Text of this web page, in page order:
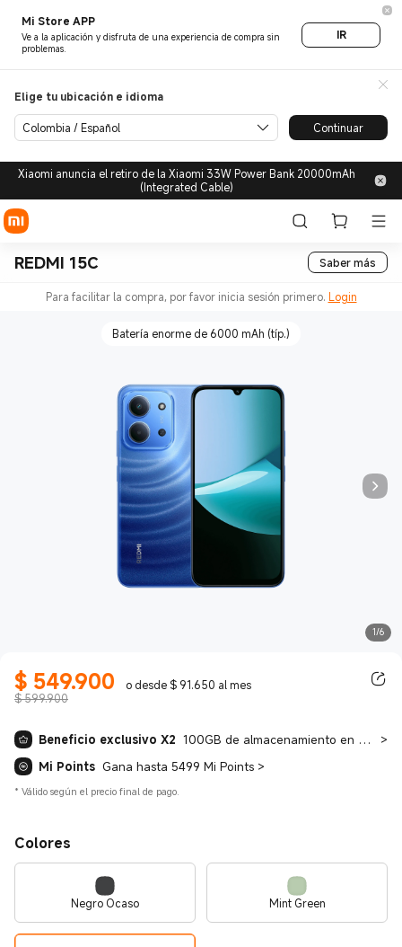
Mi Store APP
Ve a la aplicación y disfruta de una experiencia de compra sin
problemas.
IR
Elige tu ubicación e idioma
Colombia / Español Continuar
Xiaomi anuncia el retiro de la Xiaomi 33W Power Bank 20000mAh
(Integrated Cable)
REDMI 15C Saber más
Para facilitar la compra, por favor inicia sesión primero. Login
1/6
Batería enorme de 6000 mAh (típ.)
$ 549.900
Current Price $ 549900.00o desde $ 91.650 al mes
$ 599.900
Beneficio exclusivo X2 100GB de almacenamiento en Google One gratis por 3 meses. + Prueba gratuita de 2 meses de Spotify Premium
>
Mi Points Gana hasta 5499 Mi Points >
* Válido según el precio final de pago.
Colores
Negro Ocaso Mint Green